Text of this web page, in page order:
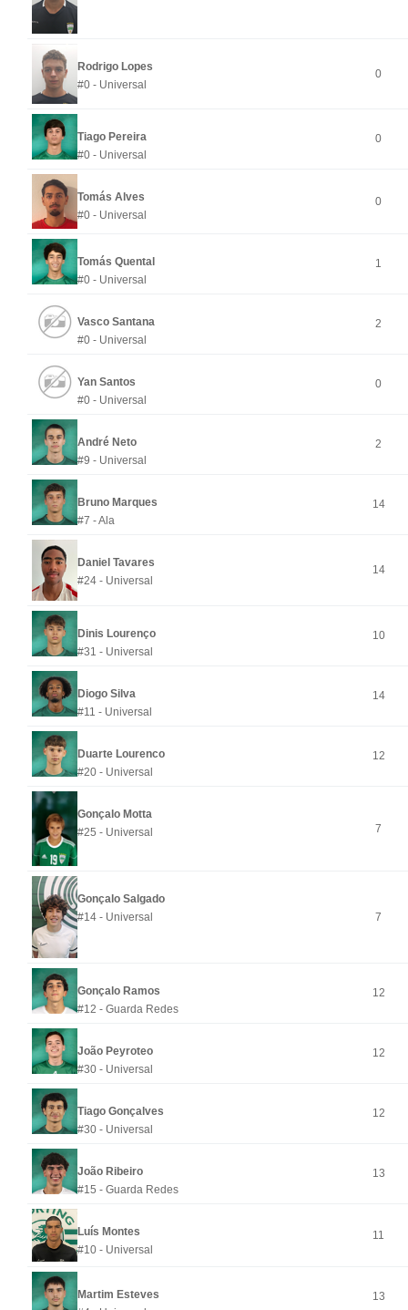
Rodrigo Lopes
#0 - Universal
0
Tiago Pereira
#0 - Universal
0
Tomás Alves
#0 - Universal
0
Tomás Quental
#0 - Universal
1
Vasco Santana
#0 - Universal
2
Yan Santos
#0 - Universal
0
André Neto
#9 - Universal
2
Bruno Marques
#7 - Ala
14
Daniel Tavares
#24 - Universal
14
Dinis Lourenço
#31 - Universal
10
Diogo Silva
#11 - Universal
14
Duarte Lourenco
#20 - Universal
12
Gonçalo Motta
#25 - Universal
7
Gonçalo Salgado
#14 - Universal
7
Gonçalo Ramos
#12 - Guarda Redes
12
João Peyroteo
#30 - Universal
12
Tiago Gonçalves
#30 - Universal
12
João Ribeiro
#15 - Guarda Redes
13
Luís Montes
#10 - Universal
11
Martim Esteves
13